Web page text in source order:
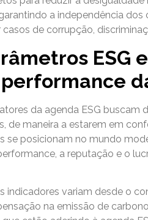
a independência
de corrupção,
ESG
da agenda ESG buscam
de maneira a estarem em
se posicionam no mundo
a reputação e o
indicadores variam desde o
na emissão de